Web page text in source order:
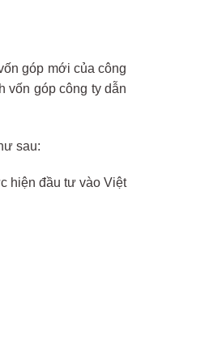
góp mới của công
vốn góp công ty dẫn
sau:
hiện đầu tư vào Việt